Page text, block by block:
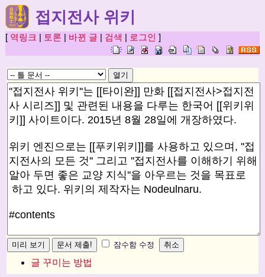
접지전사 위키
[ 역링크 | 토론 | 바뀐 글 | 검색 | 로그인 ]
잠수함 수정
글 꾸미는 방법